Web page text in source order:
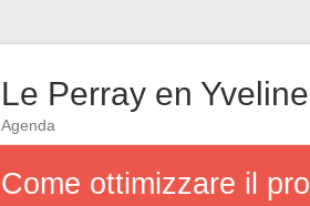
Le Perray en
Agenda
Come ottimizzare il